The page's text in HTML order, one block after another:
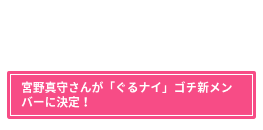
宮野真守さんが「ぐるナイ」ゴチ新メン
バーに決定！